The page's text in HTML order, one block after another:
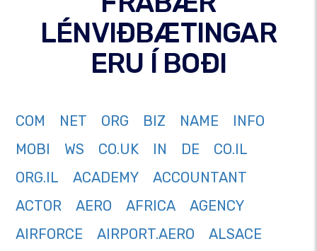
LÉNVIÐBÆTINGAR
ERU Í BOÐI
COM NET ORG BIZ NAME
INFO
MOBI
WS CO.UK IN DE
CO.IL
ORG.IL
ACADEMY
ACCOUNTANT
ACTOR
AERO AFRICA
AGENCY
AIRFORCE
AIRPORT.AERO
ALSACE